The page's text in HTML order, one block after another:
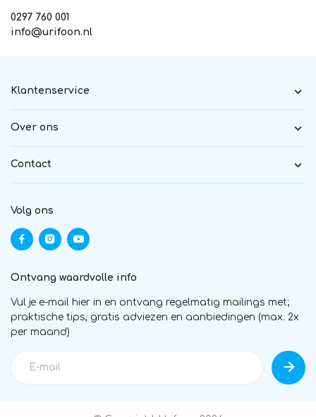
0297 760 001
info@urifoon.nl
Klantenservice
Over ons
Contact
Volg ons
Ontvang waardvolle info
Vul je e-mail hier in en ontvang regelmatig mailings met;
praktische tips, gratis adviezen en aanbiedingen (max. 2x
per maand)